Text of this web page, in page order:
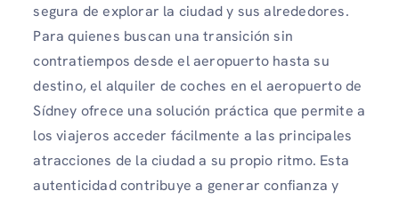
segura de explorar la ciudad y sus alrededores.
Para quienes buscan una transición sin
contratiempos desde el aeropuerto hasta su
destino, el alquiler de coches en el aeropuerto de
Sídney ofrece una solución práctica que permite a
los viajeros acceder fácilmente a las principales
atracciones de la ciudad a su propio ritmo. Esta
autenticidad contribuye a generar confianza y